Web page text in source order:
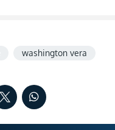
washington vera